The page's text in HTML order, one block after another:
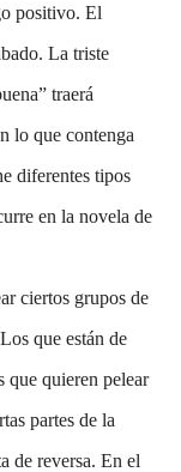
positivo. El
La triste
traerá
lo que contenga
diferentes tipos
en la novela de
ciertos grupos de
que están de
que quieren pelear
partes de la
de reversa. En el